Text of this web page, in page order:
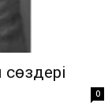
0